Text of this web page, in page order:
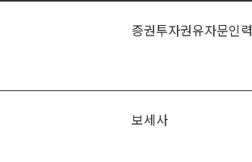
증권투자권유자문인력
보세사